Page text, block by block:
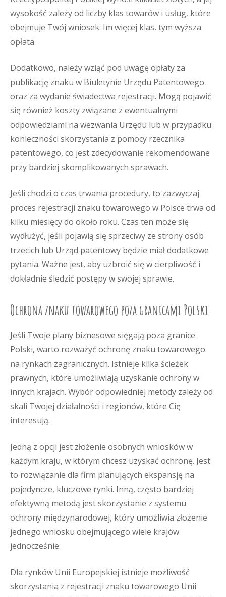
wysokość zależy od liczby klas towarów i usług, które
obejmuje Twój wniosek. Im więcej klas, tym wyższa
opłata.
Dodatkowo, należy wziąć pod uwagę opłaty za
publikację znaku w Biuletynie Urzędu Patentowego
oraz za wydanie świadectwa rejestracji. Mogą pojawić
się również koszty związane z ewentualnymi
odpowiedziami na wezwania Urzędu lub w przypadku
konieczności skorzystania z pomocy rzecznika
patentowego, co jest zdecydowanie rekomendowane
przy bardziej skomplikowanych sprawach.
Jeśli chodzi o czas trwania procedury, to zazwyczaj
proces rejestracji znaku towarowego w Polsce trwa od
kilku miesięcy do około roku. Czas ten może się
wydłużyć, jeśli pojawią się sprzeciwy ze strony osób
trzecich lub Urząd patentowy będzie miał dodatkowe
pytania. Ważne jest, aby uzbroić się w cierpliwość i
dokładnie śledzić postępy w swojej sprawie.
Ochrona znaku towarowego poza granicami Polski
Jeśli Twoje plany biznesowe sięgają poza granice
Polski, warto rozważyć ochronę znaku towarowego
na rynkach zagranicznych. Istnieje kilka ścieżek
prawnych, które umożliwiają uzyskanie ochrony w
innych krajach. Wybór odpowiedniej metody zależy od
skali Twojej działalności i regionów, które Cię
interesują.
Jedną z opcji jest złożenie osobnych wniosków w
każdym kraju, w którym chcesz uzyskać ochronę. Jest
to rozwiązanie dla firm planujących ekspansję na
pojedyncze, kluczowe rynki. Inną, często bardziej
efektywną metodą jest skorzystanie z systemu
ochrony międzynarodowej, który umożliwia złożenie
jednego wniosku obejmującego wiele krajów
jednocześnie.
Dla rynków Unii Europejskiej istnieje możliwość
skorzystania z rejestracji znaku towarowego Unii